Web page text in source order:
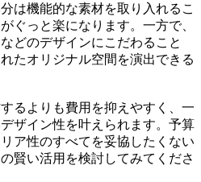
は機能的な素材を取り入れるこ
ぐっと楽になります。一方で、
どのデザインにこだわること
たオリジナル空間を演出できる
るよりも費用を抑えやすく、一
ザイン性を叶えられます。予算
ア性のすべてを妥協したくない
賢い活用を検討してみてくださ